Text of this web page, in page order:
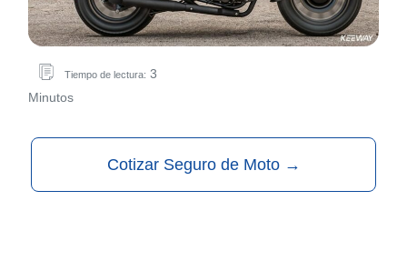
Tiempo de lectura: 3
Minutos
Cotizar Seguro de Moto →